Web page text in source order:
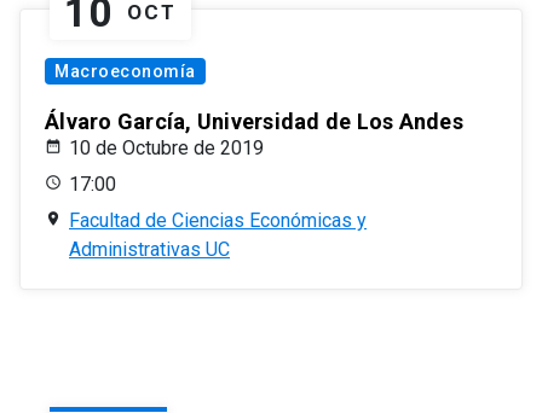
10 OCT
Macroeconomía
Álvaro García, Universidad de Los Andes
10 de Octubre de 2019
17:00
Facultad de Ciencias Económicas y
Administrativas UC